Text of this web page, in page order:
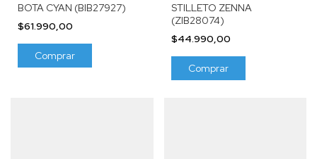
BOTA CYAN (BIB27927)
$61.990,00
Comprar
STILLETO ZENNA
(ZIB28074)
$44.990,00
Comprar